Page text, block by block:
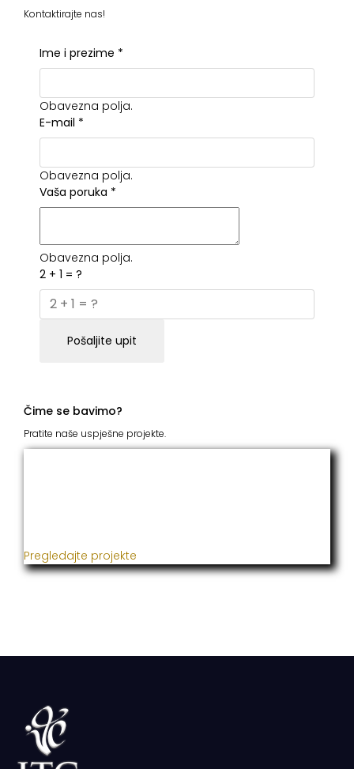
Kontaktirajte nas!
Ime i prezime *
Obavezna polja.
E-mail *
Obavezna polja.
Vaša poruka *
Obavezna polja.
2 + 1 = ?
Pošaljite upit
Čime se bavimo?
Pratite naše uspješne projekte.
Pregledajte projekte